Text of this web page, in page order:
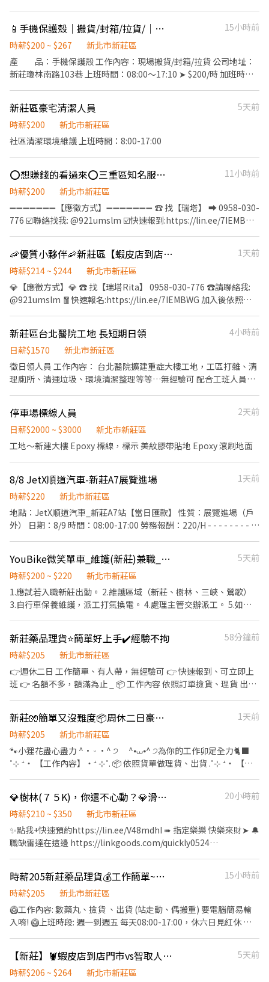
寶倉街108號 📍TAO17桃園市大園區開和路128號5樓 (林口-北車-
南崁交通車) 班別： ❤️TOA5 /TOA1 日/200晚/230 (可周休六日) ❤️
➜ 36960起薪56000 ⭐️晚班18:00-03:00 時薪240/H(含津貼) ➜
42240起薪73000 ⭐️交通車在這請點入 查看
https://reurl.cc/rErN4Z 交通車 上下班 大園 平鎮 八德 中壢 桃園
楊梅 湖口 林口 內壢 中原 大溪 林口 八里 淡水 泰山 新莊 新竹 龍潭
https://lin.ee/93cQwnn 直接傳職缺截圖詢問
📱手機保護殼｜搬貨/封箱/拉貨/｜有冷氣、環境好
15小時前
時薪$200 ~ $267
新北市新莊區
產 品：手機保護殼 工作內容：現場搬貨/封箱/拉貨 公司地址：
新莊瓊林南路103巷 上班時間：08:00～17:10 ➤ $200/時 加班時
領、週領 應徵方式：按立即應徵，加xingfu558
新莊區豪宅清潔人員
5天前
時薪$200
新北市新莊區
社區清潔環境維護 上班時間：8:00-17:00
⭕想賺錢的看過來⭕三重區知名服飾⭕電商理貨⭕時薪200⭕TT
11小時前
時薪$200
新北市新莊區
➖➖➖➖➖➖➖【應徵方式】➖➖➖➖➖➖➖ ☎️ 找【瑞塔】 ➡ 0958-030-
776 ☑️聯絡找我: @921umslm ☑️快速報到:https://lin.ee/7IEMBWG
招募中！✨ ⭕ 工作時間 日班:09:00~18:00 (需能配合常態加班) ⭕
薪資制度 時薪：$200 加班費：依時薪 $200 按勞基法計算 休假：週
休二日 ⭕ 餐食 午餐：自理 晚餐：加班超過晚間 8 點免費供應 ⭕ 工
作內容 檢驗、包裝、出貨等現場作業 手機需置於物櫃，專心工作不
卡關 長時間站立＋走動式+爬梯上下貨，適合有活力、不怕流汗的
作，能一起衝刺出貨量 ⭕需現場面試
🦐優質小夥伴🦐新莊區【蝦皮店到店_智取店_門市人員】💖TT
1天前
時薪$214 ~ $244
新北市新莊區
💎【應徵方式】💎 ☎️ 找【瑞塔Rita】 0958-030-776 ☎️請聯絡我:
@921umslm 🧧快速報名:https://lin.ee/7IEMBWG 加入後依照指
段排休一周約3~5天(依實際區經理安排為主，可溝通再討論)❤️❤️ ☀️
☀️☀️【職-缺-介-紹】☀️☀️☀️ 📍工作時間： 長期輪班($29500，會早
晚互輪班唷) 早班：11:00 - 19:30 晚班：14:15 - 22:45 【一般有人
店】: (以下4個時段可任選固定班，兼職時薪$196 ❤部分區域另有額
---------------- 午班兼職：15:00~19:00 ---------------------------
-------------------------- 晚班兼職： 晚4：18:45~22:45 (如應徵晚
16:15~22:45 ⚠晚4缺的門市比較少，可能會需要等待，多數會以晚
6為主唷! ----------------------------------------------------- 【智
取店】 (時薪為196+8交通津貼=204) ❤部分區域津貼不同可額外詢
問~ ▶早班：
07:00~12:00/07:30~12:30/08:00~13:00/08:30~13:30(彈性排班) ▶
午班：15:00~19:00 ▶晚班：
17:30~21:30/18:00~22:00/18:30~22:30 【晚班津貼另加 $20/H) ▶
雙頭班：0700-1330 & 1730-0000(全天班) 實際排班補充：(實際排
班依區經理安排為主) 上午 : 7:00-8:30之間到班 , 2-5小時 晚上 :
17:30-18:30之間到班 , 2-6小時 ⚠(智取店需有機車) ----------------
------------------------------------------------ ▶夜班時段：23:30
–03:30（跨日夜班），實際上班時間依門市安排為主。 • 跑點範
圍：工作型態為每日跑點約3–10家門市，跑點距離約16km內。 ---
職時薪196元起，跑點時薪每小時多10元 【新莊區】+10地區區域
津貼 ✨✨✨✨✨✨✨✨✨✨✨✨✨✨✨✨✨✨✨✨✨✨ 智取店薪資為
$196+10區域津貼+8交通津貼=214 應徵晚班時段每小時多20晚班津
貼 應徵夜班時段每小時多40晚班津貼
✨✨✨✨✨✨✨✨✨✨✨✨✨✨✨✨✨✨✨✨✨✨ 📍 工作內容：門市營
運、維護 / 包裹收寄、搬運、盤點、理貨 / 商品銷售、上架排面、進
貨、補貨 / 顧客接待、收銀結帳 / 環境整潔、門市支援 📍休假制度-
排休制 -一周排班2-4天(假日需可配合排班) ------------------------
---------------------------------------------------------------------
------------ 🎯🎯🎯【工-作-地-點】🎯🎯🎯 新莊潭底 - 智取店 新北
市新莊區成功街1號1樓 新莊安國 - 智取店 新北市新莊區頭前路38號
1樓 新莊體育 - 智取店 新北市新莊區公園路95號1樓 新莊中港二 - 智
取店 新北市新莊區中港一街126號1樓 新莊五工店 新北市新莊區五
工路92號1樓 新莊中正 - 智取店 新北市新莊區中正路881-16號1樓
新莊民安二店 新北市新莊區民安西路50號1樓 新莊榮華 - 智取店 新
北市新莊區榮華路一段58號1樓 新莊公園 - 智取店 新北市新莊區公
園路60號1樓 新莊建福店 新北市新莊區建福路59巷13號1樓 新莊雙
新北市新莊區中平路184巷32號1樓 三重光復 - 智取店 新北市三重區
光復路一段21號1樓 三重三民 - 智取店 新北市三重區三民街77號1樓
三重慈愛 - 智取店 新北市三重區慈愛街74號1樓 三重五華 - 智取店
新北市三重區五華街62之1號1樓 三重龍門二店 新北市三重區龍門路
重區正義北路335號1樓 ※目前只缺長期為主喔~ -以上地址皆可應
徵- ❤️❤️獨家福利，名額有限＿為您找到最符合需求的天使職缺。❤️
新莊區台北醫院工地 長短期日領
4小時前
日薪$1570
新北市新莊區
徵日領人員 工作內容： 台北醫院擴建重症大樓工地，工區打雜、清
理廁所、清運垃圾、環境清潔整理等等…無經驗可 配合工班人員
停車場標線人員
2天前
日薪$2000 ~ $3000
新北市新莊區
工地～新建大樓 Epoxy 標線，標示 美紋膠帶貼地 Epoxy 滾刷地面
8/8 JetX順道汽車-新莊A7展覽進場
1天前
時薪$220
新北市新莊區
地點：JetX順道汽車_新莊A7站【當日匯款】 性質：展覽進場（戶
外） 日期：8/9 時間：08:00-17:00 勞務報酬：220/H - - - - - - - - -
整，可能提早或延後結束，須可配合現場異動，依照實際時間計薪
（勞務報酬220/hr，用餐休息1小時不計薪/供餐） ⚠️本次工作仍須
視業主最終需求及現場狀況調整，如因業主取消、天候、不可歸責
於本公司之因素導致班別取消，本公司保留調整或取消班別之權利
YouBike微笑單車_維護(新莊)兼職_日班
5天前
時薪$200 ~ $220
新北市新莊區
1.應試若入職新莊出勤。 2.維護區域（新莊、樹林、三峽、鶯歌）
3.自行車保養維護，派工打氣換電。 4.處理主管交辦派工。 5.如外
新莊藥品理貨⭐簡單好上手✔️經驗不拘
58分鐘前
時薪$205
新北市新莊區
👉週休二日 工作簡單、有人帶，無經驗可 👉 快速報到、可立即上
班 👉 名額不多，額滿為止 _ 📦 工作內容 依照訂單撿貨、理貨 出貨
詢專線:0980083989 張先生 - ❌求職免收費❌絕無詐騙┃⭕️免費諮詢
⭕️安心上工
新莊🧤簡單又沒難度📦周休二日豪黑琵✨✨
1天前
時薪$205
新北市新莊區
🐾小狸花盡心盡力 ^• ᵕ •^ ੭ ^⦁⩊⦁^ ੭為你的工作卯足全力🐈‍⬛
˚⊹ ⁺‧ 【工作內容】‧⁺ ⊹˚. 📦 依照貨單做理貨、出貨 .˚⊹ ⁺‧ 【上
.˚⊹ ⁺‧ 【薪資福利】‧⁺ ⊹˚. 💸 $205 /h ☝️ 點選【立即應徵】我會速
度回覆你！ ✌️ 或加入 🅻🅸🅽🅴：https://lin.ee/8rsUSDv 🤟 留言
「姓名＋電話＋截圖職缺」就能聯繫上～ 若想參考其他職缺，可以
到我的Threads，看更多更多的職缺喔♬ My Threads：
tsaipei_ruby https://reurl.cc/7b2vad 別害羞❌別害怕❌找工作聯
💎樹林(７５K)，你還不心動？💎滑軌強檔高薪職缺💎便服上工💎免無塵衣💎週休二日💎
20小時前
時薪$210 ~ $350
新北市新莊區
✨點我+快速預約https://lin.ee/V48mdhI ➠ 指定樂樂 快樂來財➤ 🔔
職缺雷達在這邊 https://linkgoods.com/quickly0524
搜尋可直接加好友 ➖➖➖➖➖➖➖➖➖➖➖➖➖➖➖ 【上市上櫃公司】✨
技術型強檔高薪職缺 ✨抽屜/櫃版滑軌✨夾娃娃機的機械手臂 ❤️簡單
滑軌處理組裝｜就像組玩具❤️ ⭐️週領高達$7200 ⭐️便服上工免無塵衣
⭐️提供免費機車位汽車位 ⭐️提供美味員工餐廳 ⭐️提供吸菸區 ⭐️廠內有
操作、組裝、檢驗 【休息時間】中午休息1h 上下午各10分 【休假
方式】週休二日 【上班時間/薪資】-含津貼加班- ➡️日班
時薪205新莊藥品理貨💰工作簡單~報到快
15小時前
時薪$205
新北市新莊區
🥝工作內容: 數藥丸、撿貨 、出貨 (站走動、偶搬重) 要電腦簡易輸
入唷! 🥝上班時段: 週一到週五 每天08:00-17:00，休六日見紅休 🥝
加入後請留言 :姓名/電話/應徵工作截圖 💡依法投保勞健保、勞退 無
收取任何服務費仲介費抽成
【新莊】🦞蝦皮店到店門市vs智取人員⚡兼職首選⚡地點任選⚡錄取高GJ
5天前
時薪$206 ~ $264
新北市新莊區